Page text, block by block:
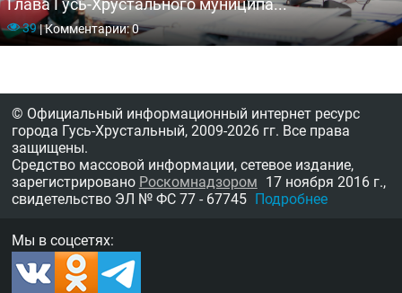
39|Комментарии: 0
© Официальный информационный интернет ресурс
города Гусь-Хрустальный, 2009-2026 гг. Все права
защищены.
Средство массовой информации, сетевое издание,
зарегистрировано Роскомнадзором 17 ноября 2016 г.,
свидетельство ЭЛ № ФС 77 - 67745 Подробнее
Мы в соцсетях: